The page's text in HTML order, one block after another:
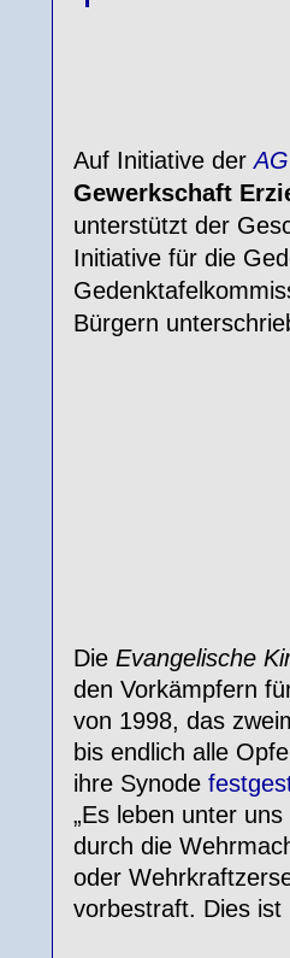
Auf Initiative der
Gewerkschaft
unterstützt der
Initiative für die
Bürgern
Die Evangelische
den Vorkämpfern
von 1998, das
bis endlich alle
ihre Synode
„Es leben unter
durch die
oder
vorbestraft. Dies ist